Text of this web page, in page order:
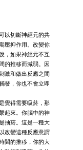
以切斷神經元的共
壓抑作用。改變你
，如果神經元不互
的推移而減弱。因
激和做出反應之間
發，你也不會立即
覺得需要吸菸，那
起來。你腦中的神
抽菸。這是一種大
改變這種反應意謂
間的推移，你的大